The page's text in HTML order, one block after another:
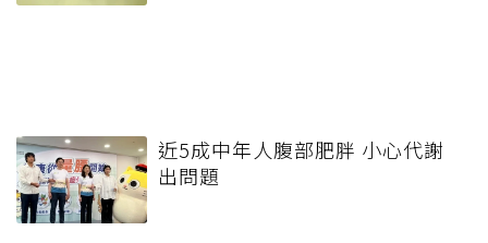
近5成中年人腹部肥胖 小心代謝
出問題